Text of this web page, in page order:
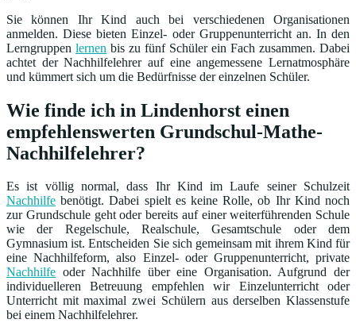
Sie können Ihr Kind auch bei verschiedenen Organisationen
anmelden. Diese bieten Einzel- oder Gruppenunterricht an. In den
Lerngruppen lernen bis zu fünf Schüler ein Fach zusammen. Dabei
achtet der Nachhilfelehrer auf eine angemessene Lernatmosphäre
und kümmert sich um die Bedürfnisse der einzelnen Schüler.
Wie finde ich in Lindenhorst einen
empfehlenswerten Grundschul-Mathe-
Nachhilfelehrer?
Es ist völlig normal, dass Ihr Kind im Laufe seiner Schulzeit
Nachhilfe benötigt. Dabei spielt es keine Rolle, ob Ihr Kind noch
zur Grundschule geht oder bereits auf einer weiterführenden Schule
wie der Regelschule, Realschule, Gesamtschule oder dem
Gymnasium ist. Entscheiden Sie sich gemeinsam mit ihrem Kind für
eine Nachhilfeform, also Einzel- oder Gruppenunterricht, private
Nachhilfe oder Nachhilfe über eine Organisation. Aufgrund der
individuelleren Betreuung empfehlen wir Einzelunterricht oder
Unterricht mit maximal zwei Schülern aus derselben Klassenstufe
bei einem Nachhilfelehrer.